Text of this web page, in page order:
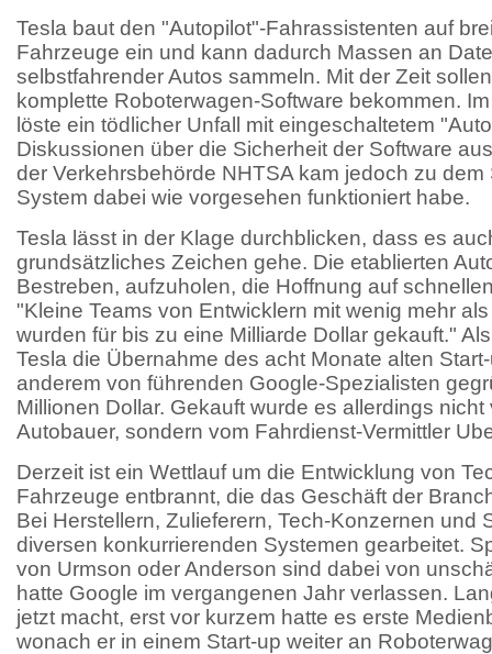
Tesla baut den "Autopilot"-Fahrassistenten auf
Fahrzeuge ein und kann dadurch Massen an
selbstfahrender Autos sammeln. Mit der Zeit
komplette Roboterwagen-Software bekommen.
löste ein tödlicher Unfall mit eingeschaltetem
Diskussionen über die Sicherheit der Software
der Verkehrsbehörde NHTSA kam jedoch zu
System dabei wie vorgesehen funktioniert habe.
Tesla lässt in der Klage durchblicken, dass es
grundsätzliches Zeichen gehe. Die etablierten
Bestreben, aufzuholen, die Hoffnung auf
"Kleine Teams von Entwicklern mit wenig mehr
wurden für bis zu eine Milliarde Dollar gekauft."
Tesla die Übernahme des acht Monate alten
anderem von führenden Google-Spezialisten
Millionen Dollar. Gekauft wurde es allerdings
Autobauer, sondern vom Fahrdienst-Vermittler
Derzeit ist ein Wettlauf um die Entwicklung von
Fahrzeuge entbrannt, die das Geschäft der
Bei Herstellern, Zulieferern, Tech-Konzernen und
diversen konkurrierenden Systemen gearbeitet.
von Urmson oder Anderson sind dabei von
hatte Google im vergangenen Jahr verlassen.
jetzt macht, erst vor kurzem hatte es erste
wonach er in einem Start-up weiter an